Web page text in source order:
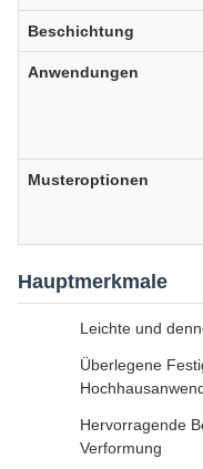
Beschichtung
Anwendungen
Musteroptionen
Hauptmerkmale
Leichte und
Überlegene
Hervorragende
Verformung